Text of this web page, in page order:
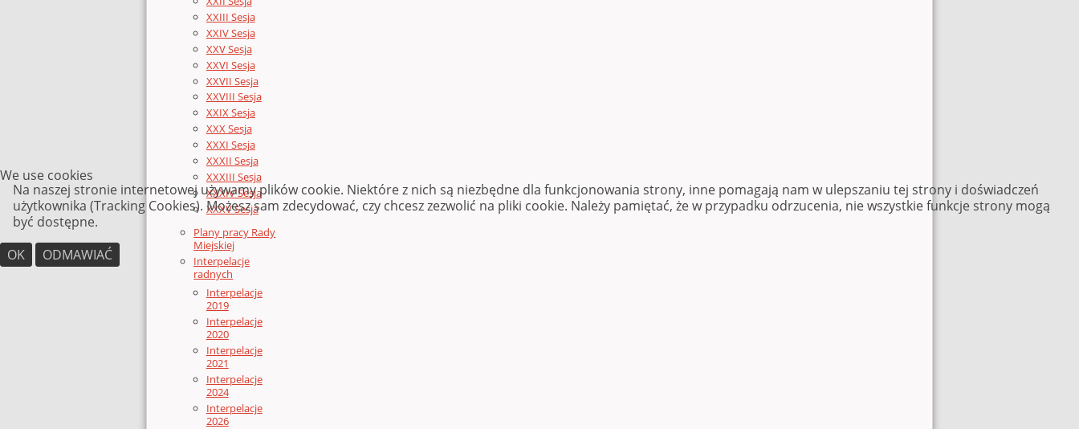
XXIII Sesja
XXIV Sesja
XXV Sesja
XXVI Sesja
XXVII Sesja
XXVIII Sesja
XXIX Sesja
XXX Sesja
XXXI Sesja
XXXII Sesja
XXXIII Sesja
XXXIV Sesja
XXXV Sesja
Plany pracy Rady
Miejskiej
Interpelacje
radnych
Interpelacje
2019
Interpelacje
2020
Interpelacje
2021
Interpelacje
2024
Interpelacje
2026
We use cookies
Na naszej stronie internetowej używamy plików cookie. Niektóre z nich są niezbędne dla funkcjonowania strony, inne pomagają nam w ulepszaniu tej strony i doświadczeń
użytkownika (Tracking Cookies). Możesz sam zdecydować, czy chcesz zezwolić na pliki cookie. Należy pamiętać, że w przypadku odrzucenia, nie wszystkie funkcje strony mogą
być dostępne.
OK
ODMAWIAĆ